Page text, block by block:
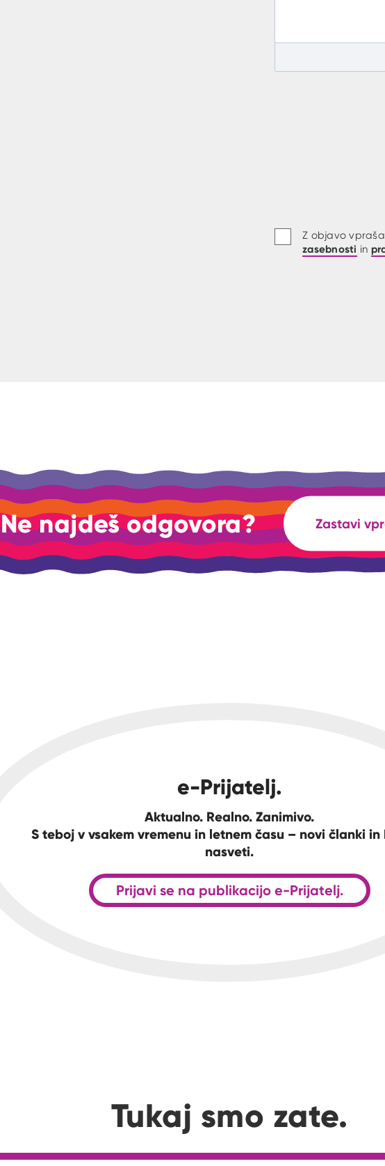
Z objavo
zasebnosti in
Ne najdeš odgovora? Zastavi
e-Prijatelj.
Aktualno. Realno. Zanimivo.
S teboj v vsakem vremenu in letnem času – novi članki in
nasveti.
Prijavi se na publikacijo e-Prijatelj.
Tukaj smo zate.